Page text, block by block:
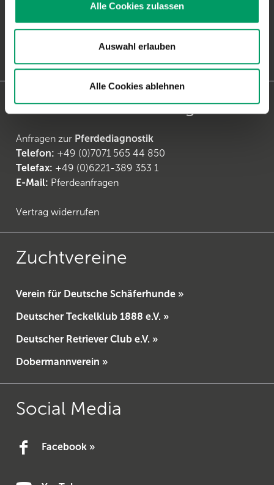
Alle Cookies zulassen
Auswahl erlauben
Alle Cookies ablehnen
Telefon: +49 (0)6221-38935-30
+49 (0)6221-38935-31
E-Mail: generatio Heidelberg
Kontakt Pferdeanfragen
Anfragen zur Pferdediagnostik
Telefon: +49 (0)7071 565 44 850
Telefax: +49 (0)6221-389 353 1
E-Mail: Pferdeanfragen
Vertrag widerrufen
Zuchtvereine
Verein für Deutsche Schäferhunde »
Deutscher Teckelklub 1888 e.V. »
Deutscher Retriever Club e.V. »
Dobermannverein »
Social Media
Facebook »